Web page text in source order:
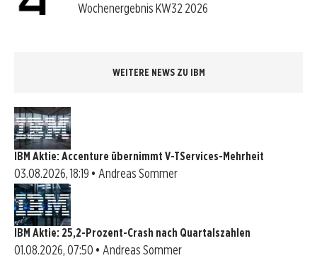
Wochenergebnis KW32 2026
WEITERE NEWS ZU IBM
IBM Aktie: Accenture übernimmt V-TServices-Mehrheit
03.08.2026, 18:19 • Andreas Sommer
IBM Aktie: 25,2-Prozent-Crash nach Quartalszahlen
01.08.2026, 07:50 • Andreas Sommer